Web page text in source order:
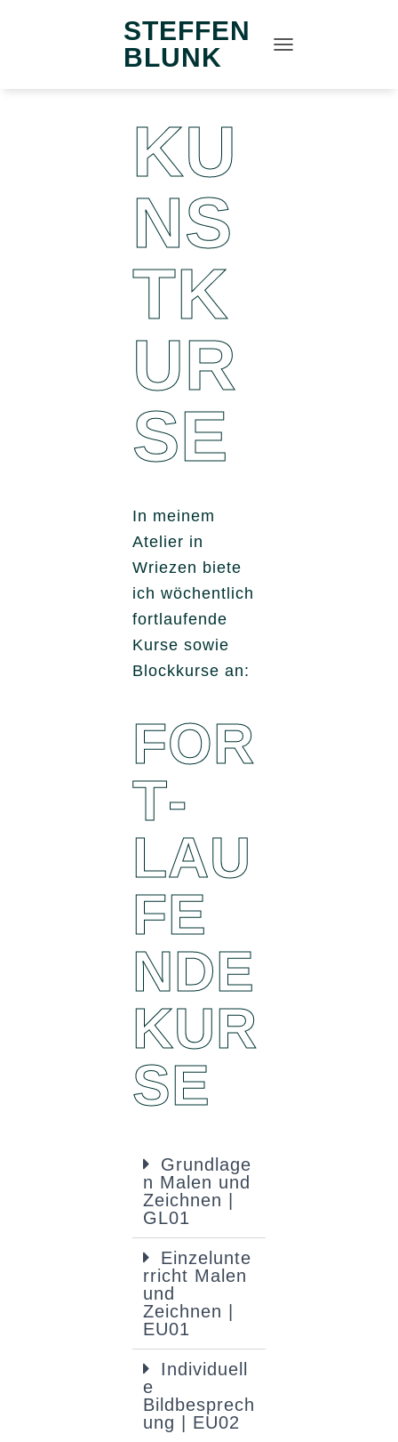
STEFFEN
BLUNK
KU
NS
TK
UR
SE
In meinem
Atelier in
Wriezen biete
ich wöchentlich
fortlaufende
Kurse sowie
Blockkurse an:
FOR
T­
LAU
FE
N­DE
KUR
SE
Grundlage
n Malen und
Zeichnen |
GL01
Einzelunte
rricht Malen
und
Zeichnen |
EU01
Individuell
e
Bildbesprech
ung | EU02